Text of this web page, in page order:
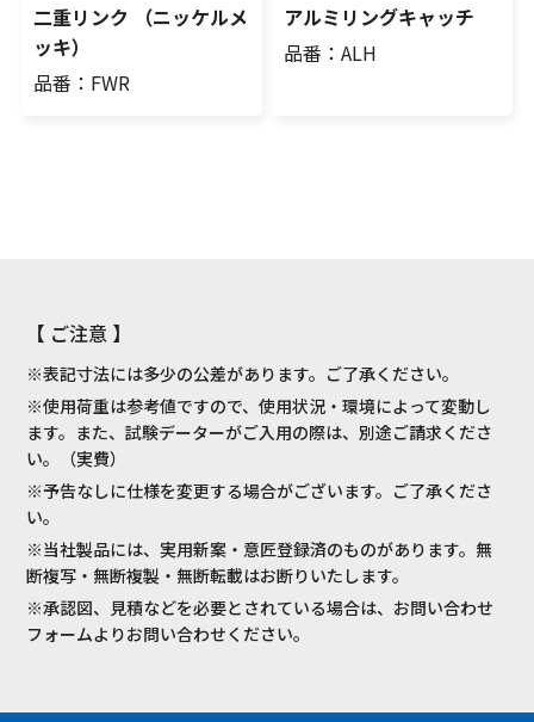
二重リンク （ニッケルメ
ッキ）
品番：FWR
アルミリングキャッチ
品番：ALH
【 ご注意 】
※表記寸法には多少の公差があります。ご了承ください。
※使用荷重は参考値ですので、使用状況・環境によって変動し
ます。また、試験データーがご入用の際は、別途ご請求くださ
い。（実費）
※予告なしに仕様を変更する場合がございます。ご了承くださ
い。
※当社製品には、実用新案・意匠登録済のものがあります。無
断複写・無断複製・無断転載はお断りいたします。
※承認図、見積などを必要とされている場合は、お問い合わせ
フォームよりお問い合わせください。